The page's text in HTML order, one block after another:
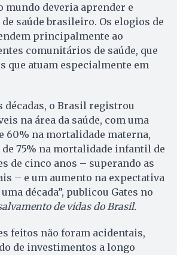
mundo deveria aprender e
saúde brasileiro. Os elogios de
principalmente ao
comunitários de saúde, que
que atuam especialmente em
décadas, o Brasil registrou
na área da saúde, com uma
60% na mortalidade materna,
75% na mortalidade infantil de
de cinco anos – superando as
– e um aumento na expectativa
década”, publicou Gates no
de vidas do Brasil.
feitos não foram acidentais,
de investimentos a longo